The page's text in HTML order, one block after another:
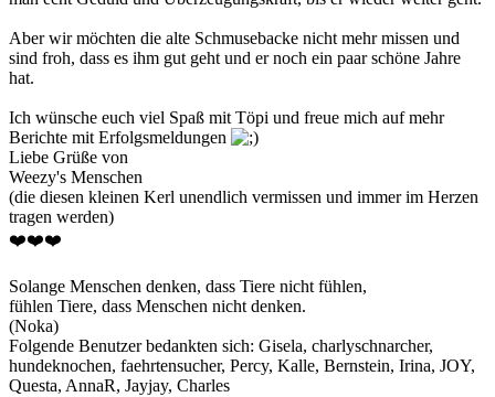
Aber wir möchten die alte Schmusebacke nicht mehr missen und
sind froh, dass es ihm gut geht und er noch ein paar schöne Jahre
hat.
Ich wünsche euch viel Spaß mit Töpi und freue mich auf mehr
Berichte mit Erfolgsmeldungen
Liebe Grüße von
Weezy's Menschen
(die diesen kleinen Kerl unendlich vermissen und immer im Herzen
tragen werden)
❤️❤️❤️
Solange Menschen denken, dass Tiere nicht fühlen,
fühlen Tiere, dass Menschen nicht denken.
(Noka)
Folgende Benutzer bedankten sich: Gisela, charlyschnarcher,
hundeknochen, faehrtensucher, Percy, Kalle, Bernstein, Irina, JOY,
Questa, AnnaR, Jayjay, Charles